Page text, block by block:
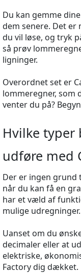
Du kan gemme
dem senere. Det er
du vil løse, og tryk
så prøv
ligninger.
Overordnet set er
lommeregner, som
venter du på?
Hvilke typer
udføre med
Der er ingen grund
når du kan få en
har et væld af
mulige udregninger.
Uanset om du
decimaler eller at
elektriske,
Factory dig dækket.